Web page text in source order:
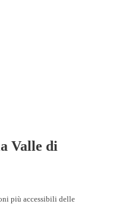
Valle di
più accessibili delle